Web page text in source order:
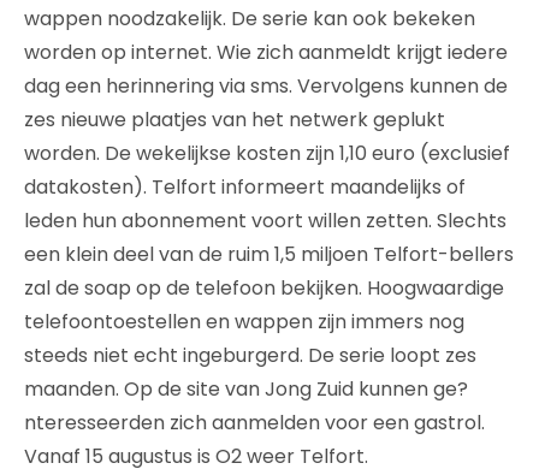
wappen noodzakelijk. De serie kan ook bekeken
worden op internet. Wie zich aanmeldt krijgt iedere
dag een herinnering via sms. Vervolgens kunnen de
zes nieuwe plaatjes van het netwerk geplukt
worden. De wekelijkse kosten zijn 1,10 euro (exclusief
datakosten). Telfort informeert maandelijks of
leden hun abonnement voort willen zetten. Slechts
een klein deel van de ruim 1,5 miljoen Telfort-bellers
zal de soap op de telefoon bekijken. Hoogwaardige
telefoontoestellen en wappen zijn immers nog
steeds niet echt ingeburgerd. De serie loopt zes
maanden. Op de site van Jong Zuid kunnen ge?
nteresseerden zich aanmelden voor een gastrol.
Vanaf 15 augustus is O2 weer Telfort.